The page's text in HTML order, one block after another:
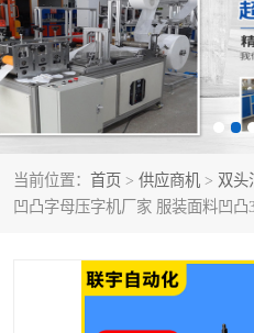
当前位置： 首页 > 供应商机 > 双头
凹凸字母压字机厂家 服装面料凹
压花定型机以及压花模具
高频热合机
超声波复合压花机
3040凹凸压花机
高频压花压标机